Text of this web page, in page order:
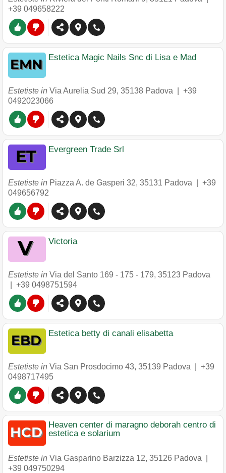
+39 049658222
Estetica Magic Nails Snc di Lisa e Mad
Estetiste in Via Aurelia Sud 29, 35138 Padova
+39
0492023066
Evergreen Trade Srl
Estetiste in Piazza A. de Gasperi 32, 35131 Padova
+39
049656792
Victoria
Estetiste in Via del Santo 169 - 175 - 179, 35123 Padova
+39 0498751594
Estetica betty di canali elisabetta
Estetiste in Via San Prosdocimo 43, 35139 Padova
+39
0498717495
Heaven center di maragno deborah centro di
estetica e solarium
Estetiste in Via Gasparino Barzizza 12, 35126 Padova
+39 049750294